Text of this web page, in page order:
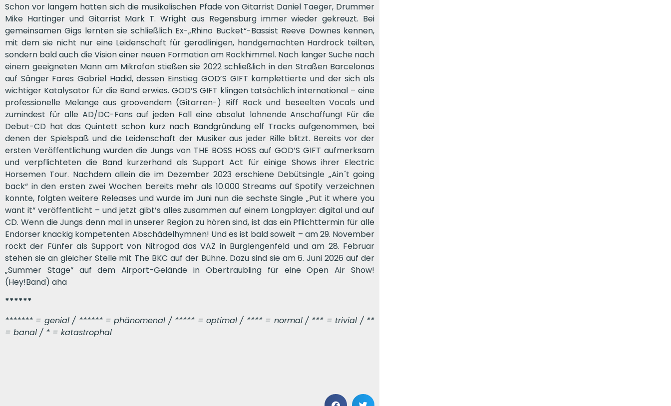
Schon vor langem hatten sich die musikalischen Pfade von Gitarrist Daniel Taeger, Drummer
Mike Hartinger und Gitarrist Mark T. Wright aus Regensburg immer wieder gekreuzt. Bei
gemeinsamen Gigs lernten sie schließlich Ex-„Rhino Bucket“-Bassist Reeve Downes kennen,
mit dem sie nicht nur eine Leidenschaft für geradlinigen, handgemachten Hardrock teilten,
sondern bald auch die Vision einer neuen Formation am Rockhimmel. Nach langer Suche nach
einem geeigneten Mann am Mikrofon stießen sie 2022 schließlich in den Straßen Barcelonas
auf Sänger Fares Gabriel Hadid, dessen Einstieg GOD’S GIFT komplettierte und der sich als
wichtiger Katalysator für die Band erwies. GOD’S GIFT klingen tatsächlich international – eine
professionelle Melange aus groovendem (Gitarren-) Riff Rock und beseelten Vocals und
zumindest für alle AD/DC-Fans auf jeden Fall eine absolut lohnende Anschaffung! Für die
Debut-CD hat das Quintett schon kurz nach Bandgründung elf Tracks aufgenommen, bei
denen der Spielspaß und die Leidenschaft der Musiker aus jeder Rille blitzt. Bereits vor der
ersten Veröffentlichung wurden die Jungs von THE BOSS HOSS auf GOD’S GIFT aufmerksam
und verpflichteten die Band kurzerhand als Support Act für einige Shows ihrer Electric
Horsemen Tour. Nachdem allein die im Dezember 2023 erschiene Debütsingle „Ain´t going
back“ in den ersten zwei Wochen bereits mehr als 10.000 Streams auf Spotify verzeichnen
konnte, folgten weitere Releases und wurde im Juni nun die sechste Single „Put it where you
want it“ veröffentlicht – und jetzt gibt’s alles zusammen auf einem Longplayer: digital und auf
CD. Wenn die Jungs denn mal in unserer Region zu hören sind, ist das ein Pflichttermin für alle
Endorser knackig kompetenten Abschädelhymnen! Und es ist bald soweit – am 29. November
rockt der Fünfer als Support von Nitrogod das VAZ in Burglengenfeld und am 28. Februar
stehen sie an gleicher Stelle mit The BKC auf der Bühne. Dazu sind sie am 6. Juni 2026 auf der
„Summer Stage“ auf dem Airport-Gelände in Obertraubling für eine Open Air Show!
(Hey!Band) aha
******
******* = genial / ****** = phänomenal / ***** = optimal / **** = normal / *** = trivial / **
= banal / * = katastrophal